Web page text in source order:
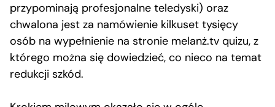
przypominają profesjonalne teledyski) oraz
chwalona jest za namówienie kilkuset tysięcy
osób na wypełnienie na stronie melanż.tv quizu, z
którego można się dowiedzieć, co nieco na temat
redukcji szkód.